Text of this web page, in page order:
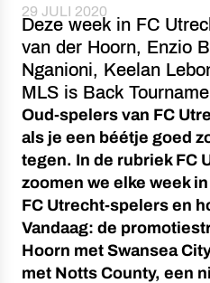
29 JULI 2020
Deze week in FC
van der Hoorn, Enzio
Nganioni, Keelan
MLS is Back
Oud-spelers van FC
als je een béétje goed
tegen. In de rubriek FC
zoomen we elke week
FC Utrecht-spelers en
Vandaag: de
Hoorn met Swansea
met Notts County, een